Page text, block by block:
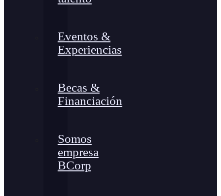
Eventos &
Experiencias
Becas &
Financiación
Somos
empresa
BCorp